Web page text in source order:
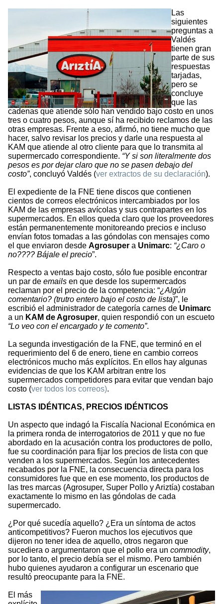
Las
siguientes
preguntas a
Valdés
tienen gran
parte de sus
respuestas
tarjadas,
pero se
concluye
que las
cadenas que atiende sólo han vendido bajo costo en unos
tres o cuatro pesos, aunque sí ha recibido reclamos de las
otras empresas. Frente a eso, afirmó, no tiene mucho que
hacer, salvo revisar los precios y darle una respuesta al
KAM que atiende al otro cliente para que lo transmita al
supermercado correspondiente. “Y si son literalmente dos
pesos es por dejar claro que no se pasen debajo del
costo”, concluyó Valdés (ver extractos de su declaración).
El expediente de la FNE tiene discos que contienen
cientos de correos electrónicos intercambiados por los
KAM de las empresas avícolas y sus contrapartes en los
supermercados. En ellos queda claro que los proveedores
están permanentemente monitoreando precios e incluso
envían fotos tomadas a las góndolas con mensajes como
el que enviaron desde Agrosuper a Unimarc: “¿Caro o
no???? Bájale el precio”.
Respecto a ventas bajo costo, sólo fue posible encontrar
un par de emails en que desde los supermercados
reclaman por el precio de la competencia: “¿Algún
comentario? (trutro entero bajo el costo de lista)”, le
escribió el administrador de categoría carnes de Unimarc
a un KAM de Agrosuper, quien respondió con un escueto
“Lo veo con el encargado y te comento”.
La segunda investigación de la FNE, que terminó en el
requerimiento del 6 de enero, tiene en cambio correos
electrónicos mucho más explícitos. En ellos hay algunas
evidencias de que los KAM arbitran entre los
supermercados competidores para evitar que vendan bajo
costo (ver todos los correos).
LISTAS IDÉNTICAS, PRECIOS IDÉNTICOS
Un aspecto que indagó la Fiscalía Nacional Económica en
la primera ronda de interrogatorios de 2011 y que no fue
abordado en la acusación contra los productores de pollo,
fue su coordinación para fijar los precios de lista con que
venden a los supermercados. Según los antecedentes
recabados por la FNE, la consecuencia directa para los
consumidores fue que en ese momento, los productos de
las tres marcas (Agrosuper, Super Pollo y Ariztía) costaban
exactamente lo mismo en las góndolas de cada
supermercado.
¿Por qué sucedía aquello? ¿Era un síntoma de actos
anticompetitivos? Fueron muchos los ejecutivos que
dijeron no tener idea de aquello, otros negaron que
sucediera o argumentaron que el pollo era un commodity,
por lo tanto, el precio debía ser el mismo. Pero también
hubo quienes ayudaron a configurar un escenario que
resultó preocupante para la FNE.
El más